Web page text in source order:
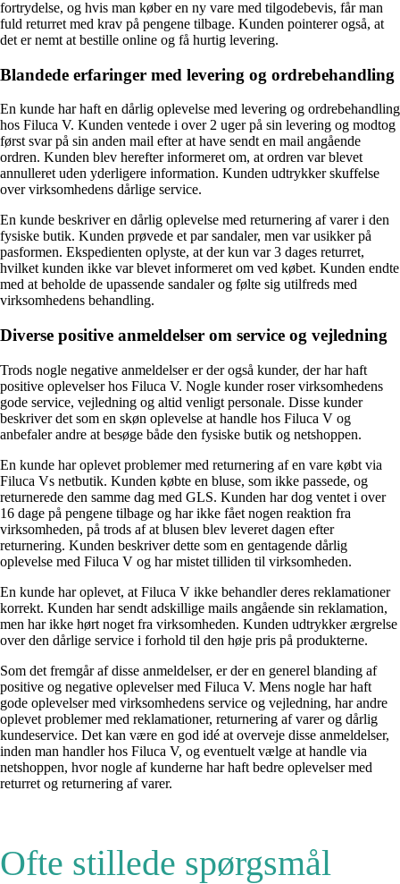
fortrydelse, og hvis man køber en ny vare med tilgodebevis, får man
fuld returret med krav på pengene tilbage. Kunden pointerer også, at
det er nemt at bestille online og få hurtig levering.
Blandede erfaringer med levering og ordrebehandling
En kunde har haft en dårlig oplevelse med levering og ordrebehandling
hos Filuca V. Kunden ventede i over 2 uger på sin levering og modtog
først svar på sin anden mail efter at have sendt en mail angående
ordren. Kunden blev herefter informeret om, at ordren var blevet
annulleret uden yderligere information. Kunden udtrykker skuffelse
over virksomhedens dårlige service.
En kunde beskriver en dårlig oplevelse med returnering af varer i den
fysiske butik. Kunden prøvede et par sandaler, men var usikker på
pasformen. Ekspedienten oplyste, at der kun var 3 dages returret,
hvilket kunden ikke var blevet informeret om ved købet. Kunden endte
med at beholde de upassende sandaler og følte sig utilfreds med
virksomhedens behandling.
Diverse positive anmeldelser om service og vejledning
Trods nogle negative anmeldelser er der også kunder, der har haft
positive oplevelser hos Filuca V. Nogle kunder roser virksomhedens
gode service, vejledning og altid venligt personale. Disse kunder
beskriver det som en skøn oplevelse at handle hos Filuca V og
anbefaler andre at besøge både den fysiske butik og netshoppen.
En kunde har oplevet problemer med returnering af en vare købt via
Filuca Vs netbutik. Kunden købte en bluse, som ikke passede, og
returnerede den samme dag med GLS. Kunden har dog ventet i over
16 dage på pengene tilbage og har ikke fået nogen reaktion fra
virksomheden, på trods af at blusen blev leveret dagen efter
returnering. Kunden beskriver dette som en gentagende dårlig
oplevelse med Filuca V og har mistet tilliden til virksomheden.
En kunde har oplevet, at Filuca V ikke behandler deres reklamationer
korrekt. Kunden har sendt adskillige mails angående sin reklamation,
men har ikke hørt noget fra virksomheden. Kunden udtrykker ærgrelse
over den dårlige service i forhold til den høje pris på produkterne.
Som det fremgår af disse anmeldelser, er der en generel blanding af
positive og negative oplevelser med Filuca V. Mens nogle har haft
gode oplevelser med virksomhedens service og vejledning, har andre
oplevet problemer med reklamationer, returnering af varer og dårlig
kundeservice. Det kan være en god idé at overveje disse anmeldelser,
inden man handler hos Filuca V, og eventuelt vælge at handle via
netshoppen, hvor nogle af kunderne har haft bedre oplevelser med
returret og returnering af varer.
Ofte stillede spørgsmål